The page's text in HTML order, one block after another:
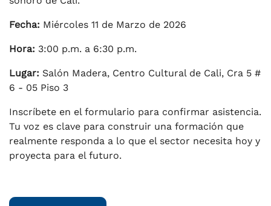
Fecha: Miércoles 11 de Marzo de 2026
Hora: 3:00 p.m. a 6:30 p.m.
Lugar: Salón Madera, Centro Cultural de Cali, Cra 5 #
6 - 05 Piso 3
Inscríbete en el formulario para confirmar asistencia.
Tu voz es clave para construir una formación que
realmente responda a lo que el sector necesita hoy y
proyecta para el futuro.